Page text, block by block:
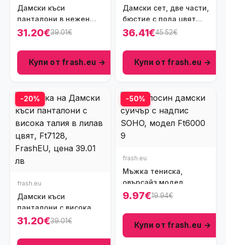
Дамски къси
панталони в нежен
розов цвят, Ft7137
31.20€39.01€
Купи от frash.eu →
Дамски сет, две части,
бюстие с пола,цвят
бял, Ft8396
36.41€45.52€
Купи от frash.eu →
-20%
frash.eu
Дамски къси
панталони с висока
талия в лилав цвят,
31.20€39.01€
-50%
frash.eu
Мъжка тениска,
овърсайз модел,
щампа money, зелен
9.97€19.94€
Купи от frash.eu →